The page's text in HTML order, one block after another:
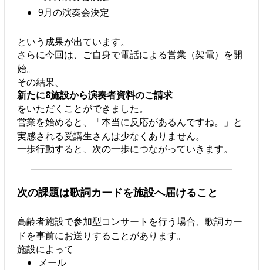
9月の演奏会決定
という成果が出ています。
さらに今回は、ご自身で電話による営業（架電）を開
始。
その結果、
新たに8施設から演奏者資料のご請求
をいただくことができました。
営業を始めると、「本当に反応があるんですね。」と
実感される受講生さんは少なくありません。
一歩行動すると、次の一歩につながっていきます。
次の課題は歌詞カードを施設へ届けること
高齢者施設で参加型コンサートを行う場合、歌詞カー
ドを事前にお送りすることがあります。
施設によって
メール